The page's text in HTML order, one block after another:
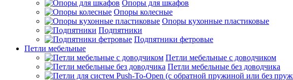
Опоры для шкафов
Опоры колесные
Опоры кухонные пластиковые
Подпятники
Подпятники фетровые
Петли мебельные
Петли мебельные с доводчиком
Петли мебельные без доводчика